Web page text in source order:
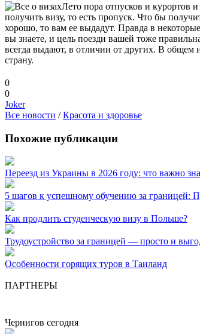
Лето пора отпусков и курортов
получить визу, то есть пропуск. Что бы
хорошо, то вам ее выдадут. Правда в
вы знаете, и цель поезди вашей тоже
всегда выдают, в отличии от других. В общем
страну.
0
0
Joker
Все новости /Красота и здоровье
Похожие публикации
Переезд из Украины в 2026 году: что важно
5 шагов к успешному обучению за границей:
Как продлить студенческую визу в Польше?
Трудоустройство за границей — просто и
Особенности горящих туров в Таиланд
ПАРТНЕРЫ
Чернигов сегодня